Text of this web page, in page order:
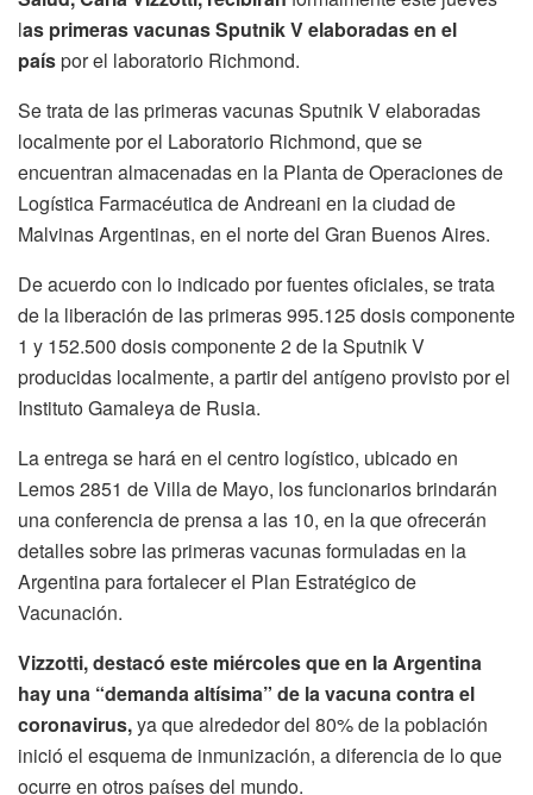
las primeras vacunas Sputnik V elaboradas en el
paíspor el laboratorio Richmond.
Se trata de las primeras vacunas Sputnik V elaboradas
localmente por el Laboratorio Richmond, que se
encuentran almacenadas en la Planta de Operaciones de
Logística Farmacéutica de Andreani en la ciudad de
Malvinas Argentinas, en el norte del Gran Buenos Aires.
De acuerdo con lo indicado por fuentes oficiales, se trata
de la liberación de las primeras 995.125 dosis componente
1 y 152.500 dosis componente 2 de la Sputnik V
producidas localmente, a partir del antígeno provisto por el
Instituto Gamaleya de Rusia.
La entrega se hará en el centro logístico, ubicado en
Lemos 2851 de Villa de Mayo, los funcionarios brindarán
una conferencia de prensa a las 10, en la que ofrecerán
detalles sobre las primeras vacunas formuladas en la
Argentina para fortalecer el Plan Estratégico de
Vacunación.
Vizzotti, destacó este miércoles que en la Argentina
hay una “demanda altísima” de la vacuna contra el
coronavirus,ya que alrededor del 80% de la población
inició el esquema de inmunización, a diferencia de lo que
ocurre en otros países del mundo.